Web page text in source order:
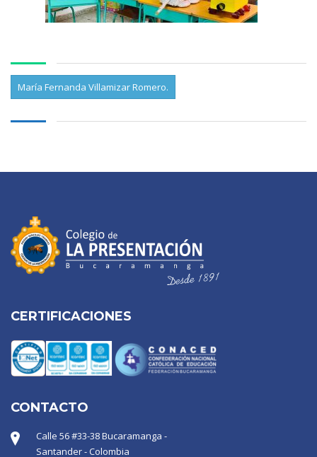
María Fernanda Villamizar Romero.
CERTIFICACIONES
CONTACTO
Calle 56 #33-38 Bucaramanga -
Santander - Colombia